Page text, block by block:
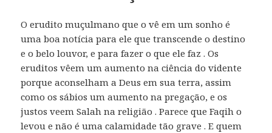
O erudito muçulmano que o vê em um sonho é
uma boa notícia para ele que transcende o destino
e o belo louvor, e para fazer o que ele faz . Os
eruditos vêem um aumento na ciência do vidente
porque aconselham a Deus em sua terra, assim
como os sábios um aumento na pregação, e os
justos veem Salah na religião . Parece que Faqih o
levou e não é uma calamidade tão grave . E quem